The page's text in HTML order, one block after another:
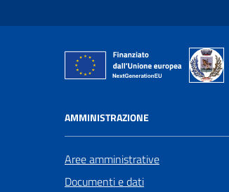
AMMINISTRAZIONE
Aree amministrative
Documenti e dati